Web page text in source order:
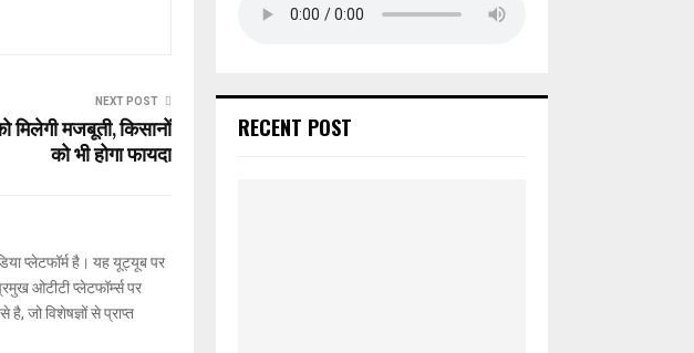
NEXT POST
मिलेगी मजबूती, किसानों
को भी होगा फायदा
प्लेटफॉर्म है। यह यूट्यूब पर
ओटीटी प्लेटफॉर्म्स पर
जो विशेषज्ञों से प्राप्त
RECENT POST